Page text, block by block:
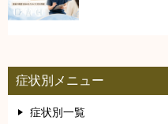
症状別メニュー
症状別一覧